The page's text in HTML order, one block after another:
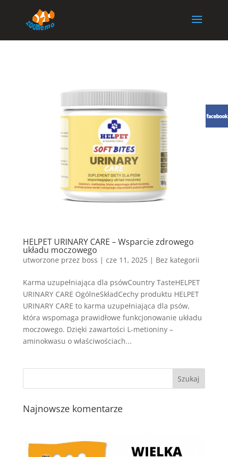
HELPET URINARY CARE – Wsparcie zdrowego
układu moczowego
utworzone przez boss | cze 11, 2025| Bez kategorii
Karma uzupełniająca dla psówCountry TasteHELPET
URINARY CARE OgólneSkładCechy produktu HELPET
URINARY CARE to karma uzupełniająca dla psów,
która wspomaga prawidłowe funkcjonowanie układu
moczowego. Dzięki zawartości L-metioniny –
aminokwasu o właściwościach...
Najnowsze komentarze